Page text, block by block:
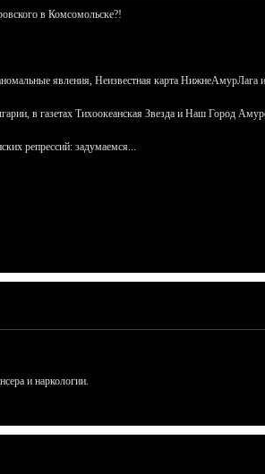
в Комсомольске?!
явления, Неизвестная карта НижнеАмурЛага
в газетах Тихоокеанская Звезда и Наш Город
репрессий: задумаемся...
и наркологии.